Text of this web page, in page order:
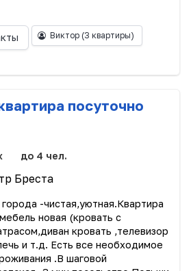
Виктор (3 квартиры)
посуточно
до 4 чел.
Бреста
-чистая,уютная.Квартира
новая (кровать с
кровать ,телевизор
и т.д. Есть все необходимое
.В шаговой